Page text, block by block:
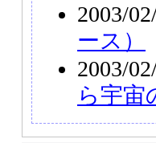
2003/
ース）
2003/
ら宇宙